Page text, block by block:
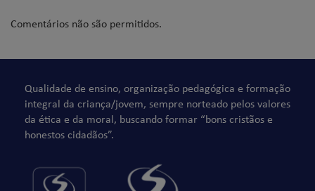
Comentários não são permitidos.
Qualidade de ensino, organização pedagógica e formação
integral da criança/jovem, sempre norteado pelos valores
da ética e da moral, buscando formar “bons cristãos e
honestos cidadãos”.